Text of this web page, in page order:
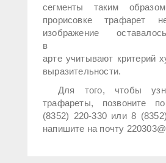
сегменты таким
прорисовке трафарет
изображение
в
арте учитывают критерий
выразительности.
Для того, чтобы
трафареты, позвоните
(8352) 220-330 или 8
напишите на почту